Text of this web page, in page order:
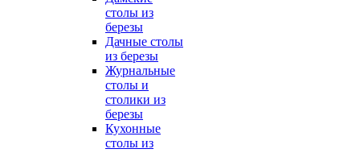
столы из
березы
Дачные столы
из березы
Журнальные
столы и
столики из
березы
Кухонные
столы из